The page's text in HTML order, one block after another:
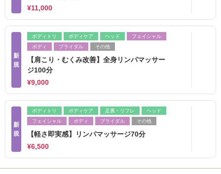
¥11,000
新
規
ボディトリ ボディケア ヘッド
フェイシャル
ボディ
ブライダル その他
【肩こり・むくみ改善】全身リンパマッサー
ジ100分
¥9,000
新
規
ボディトリ ボディケア 足裏・リフレ
ヘッド
フェイシャル
ボディ ブライダル その他
【軽さ即実感】リンパマッサージ70分
¥6,500